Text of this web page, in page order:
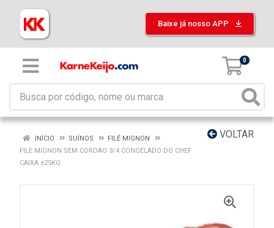
Baixe já nosso APP
0
VOLTAR
INÍCIO SUÍNOS
FILÉ MIGNON
FILE MIGNON SEM CORDAO 3/4 CONGELADO DO CHEF
CAIXA ±25KG